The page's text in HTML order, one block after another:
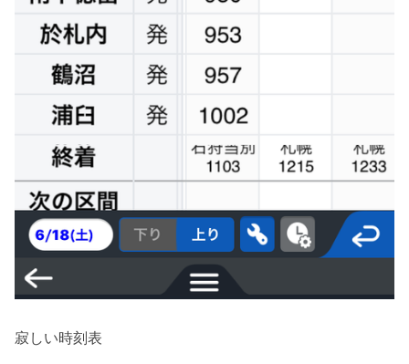
寂しい時刻表